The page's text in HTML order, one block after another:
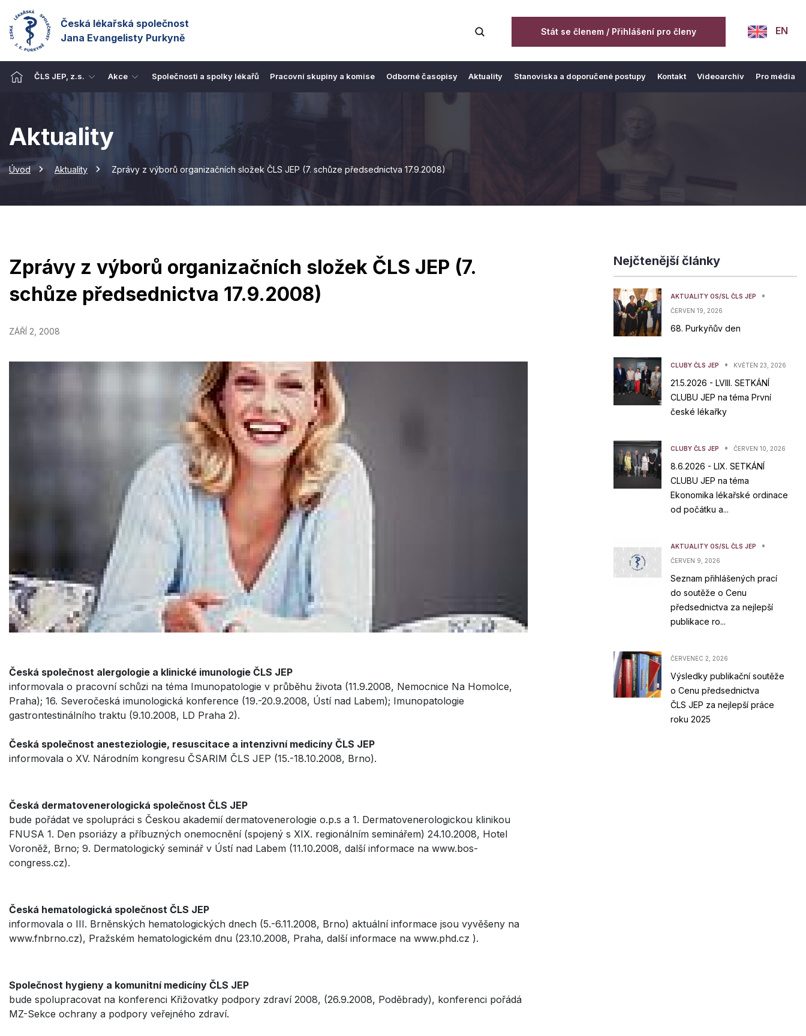
Česká lékařská společnost
Jana Evangelisty Purkyně
ČLS JEP, z.s. Akce Společnosti a spolky lékařů Pracovní skupiny a komise Odborné časopisy Aktuality Stanoviska a doporučené postupy Kontakt Videoarchiv Pro média
Stát se členem / Přihlášení pro členy EN
Aktuality
Úvod Aktuality Zprávy z výborů organizačních složek ČLS JEP (7. schůze předsednictva 17.9.2008)
Zprávy z výborů organizačních složek ČLS JEP (7.
schůze předsednictva 17.9.2008)
ZÁŘÍ 2, 2008
Česká společnost alergologie a klinické imunologie ČLS JEP
informovala o pracovní schůzi na téma Imunopatologie v průběhu života (11.9.2008, Nemocnice Na Homolce,
Praha); 16. Severočeská imunologická konference (19.-20.9.2008, Ústí nad Labem); Imunopatologie
gastrontestinálního traktu (9.10.2008, LD Praha 2).
Česká společnost anesteziologie, resuscitace a intenzivní medicíny ČLS JEP
informovala o XV. Národním kongresu ČSARIM ČLS JEP (15.-18.10.2008, Brno).
Česká dermatovenerologická společnost ČLS JEP
bude pořádat ve spolupráci s Českou akademií dermatovenerologie o.p.s a 1. Dermatovenerologickou klinikou
FNUSA 1. Den psoriázy a příbuzných onemocnění (spojený s XIX. regionálním seminářem) 24.10.2008, Hotel
Voroněž, Brno; 9. Dermatologický seminář v Ústí nad Labem (11.10.2008, další informace na www.bos-
congress.cz).
Česká hematologická společnost ČLS JEP
informovala o III. Brněnských hematologických dnech (5.-6.11.2008, Brno) aktuální informace jsou vyvěšeny na
www.fnbrno.cz), Pražském hematologickém dnu (23.10.2008, Praha, další informace na www.phd.cz ).
Společnost hygieny a komunitní medicíny ČLS JEP
bude spolupracovat na konferenci Křižovatky podpory zdraví 2008, (26.9.2008, Poděbrady), konferenci pořádá
MZ-Sekce ochrany a podpory veřejného zdraví.
Nejčtenější články
AKTUALITY OS/SL ČLS JEP •
ČERVEN 19, 2026
68. Purkyňův den
CLUBY ČLS JEP • KVĚTEN 23, 2026
21.5.2026 - LVIII. SETKÁNÍ
CLUBU JEP na téma První
české lékařky
CLUBY ČLS JEP • ČERVEN 10, 2026
8.6.2026 - LIX. SETKÁNÍ
CLUBU JEP na téma
Ekonomika lékařské ordinace
od počátku a...
AKTUALITY OS/SL ČLS JEP •
ČERVEN 9, 2026
Seznam přihlášených prací
do soutěže o Cenu
předsednictva za nejlepší
publikace ro...
ČERVENEC 2, 2026
Výsledky publikační soutěže
o Cenu předsednictva
ČLS JEP za nejlepší práce
roku 2025